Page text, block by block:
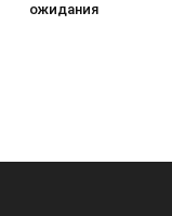
ожидания